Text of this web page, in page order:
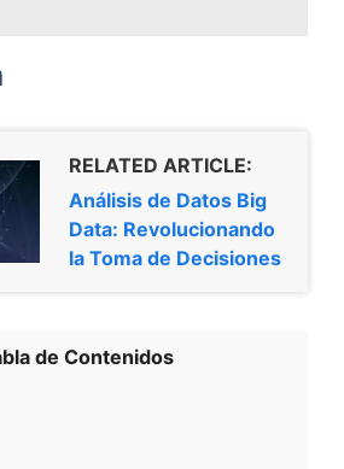
RELATED ARTICLE:
Análisis de Datos Big
Data: Revolucionando
la Toma de Decisiones
de Contenidos